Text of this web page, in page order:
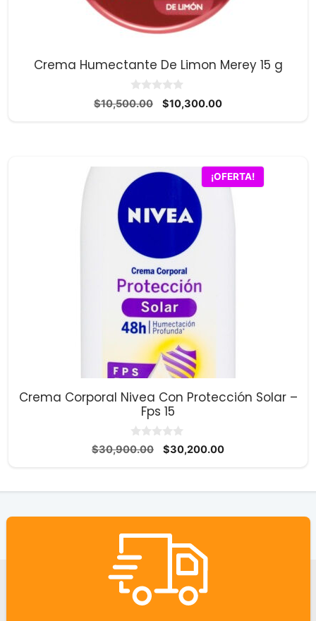
Crema Humectante De Limon Merey 15 g
0
d
$10,500.00
El
$10,300.00El
¡OFERTA!
Crema Corporal Nivea Con Protección Solar –
Fps 15
0
d
$30,900.00
El
era:
$30,200.00El
es: